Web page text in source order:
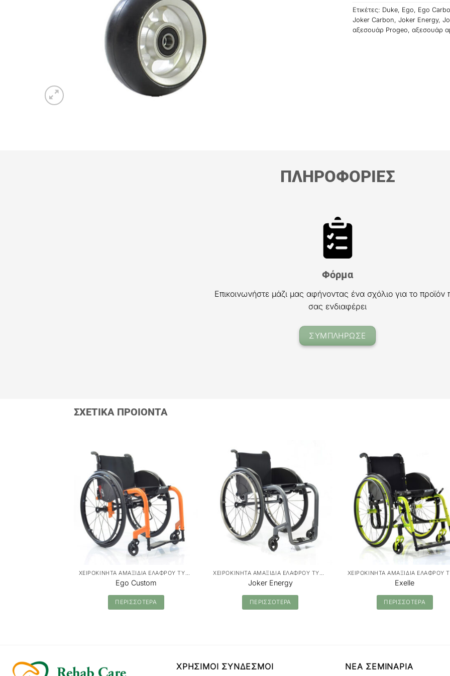
Ετικέτες: Duke, Ego, Ego
Joker Carbon, Joker Energy,
αξεσουάρ Progeo, αξεσουάρ
ΠΛΗΡΟΦΟΡΙΕΣ
Φόρμα
Επικοινωνήστε μάζι μας αφήνοντας ένα σχόλιο για το προϊόν
σας ενδιαφέρει
ΣΥΜΠΛΗΡΩΣΕ
ΣΧΕΤΙΚΑ ΠΡΟΙΟΝΤΑ
ΧΕΙΡΟΚΙΝΗΤΑ ΑΜΑΞΙΔΙΑ ΕΛΑΦΡΟΥ ΤΥΠΟΥ
Ego Custom
ΠΕΡΙΣΣΟΤΕΡΑ
ΧΕΙΡΟΚΙΝΗΤΑ ΑΜΑΞΙΔΙΑ ΕΛΑΦΡΟΥ ΤΥΠΟΥ
Joker Energy
ΠΕΡΙΣΣΟΤΕΡΑ
Exelle
ΠΕΡΙΣΣΟΤΕΡΑ
ΧΡΗΣΙΜΟΙ ΣΥΝΔΕΣΜΟΙ ΝΕΑ ΣΕΜΙΝΑΡΙΑ